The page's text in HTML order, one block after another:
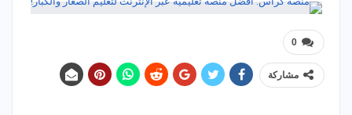
0
مشاركة